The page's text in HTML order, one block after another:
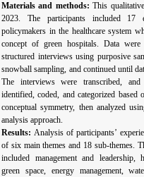
Materials and methods: This
2023. The participants included 17
policymakers in the healthcare system
concept of green hospitals. Data
structured interviews using purposive
snowball sampling, and continued until
The interviews were transcribed,
identified, coded, and categorized
conceptual symmetry, then analyzed
analysis approach.
Results: Analysis of participants’
of six main themes and 18 sub-themes.
included management and
green space, energy management,